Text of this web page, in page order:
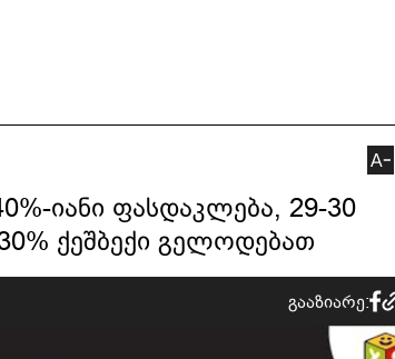
იანი ფასდაკლება, 29-30
ქეშბექი გელოდებათ
გააზიარე: